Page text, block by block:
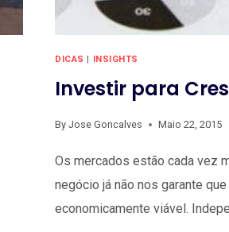
DICAS | INSIGHTS
Investir para
By Jose Goncalves Maio 22, 2015
Os mercados estão cada vez
negócio já não nos garante
economicamente viável.